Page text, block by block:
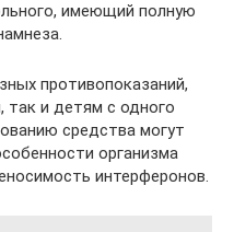
имеющий полную
противопоказаний,
и детям с одного
средства могут
организма
интерферонов.